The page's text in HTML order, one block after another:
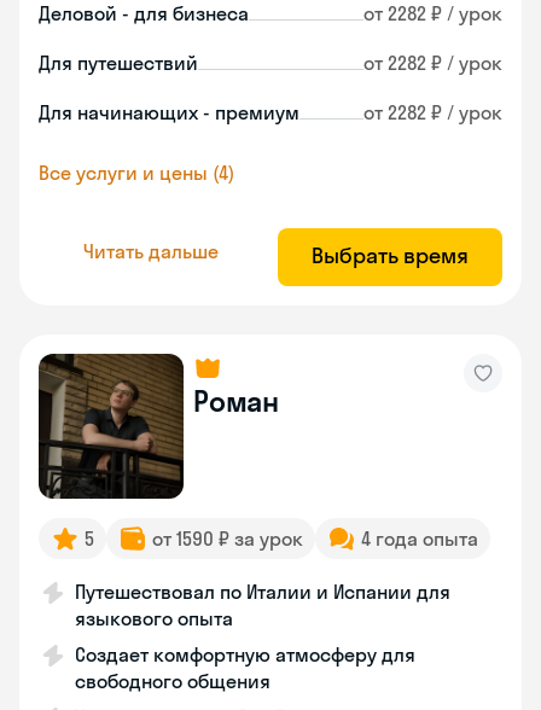
Деловой - для бизнеса от 2282 ₽ / урок
Для путешествий от 2282 ₽ / урок
Для начинающих - премиум от 2282 ₽ / урок
Все услуги и цены (4)
Читать дальше Выбрать время
Роман
5 от 1590 ₽ за урок 4 года опыта
Путешествовал по Италии и Испании для
языкового опыта
Создает комфортную атмосферу для
свободного общения